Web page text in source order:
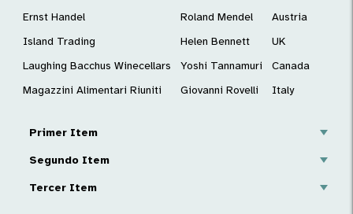
Ernst Handel
Roland Mendel
Austria
Island Trading
Helen Bennett
UK
Laughing Bacchus Winecellars
Yoshi Tannamuri
Canada
Magazzini Alimentari Riuniti
Giovanni Rovelli Italy
Primer Item
Segundo Item
Tercer Item